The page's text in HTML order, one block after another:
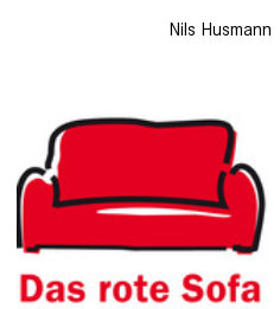
Nils Husmann